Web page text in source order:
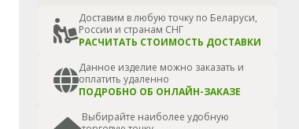
Доставим в любую точку по Беларуси,
России и странам СНГ
РАСЧИТАТЬ СТОИМОСТЬ ДОСТАВКИ
Данное изделие можно заказать и
оплатить удаленно
ПОДРОБНО ОБ ОНЛАЙН-ЗАКАЗЕ
Выбирайте наиболее удобную